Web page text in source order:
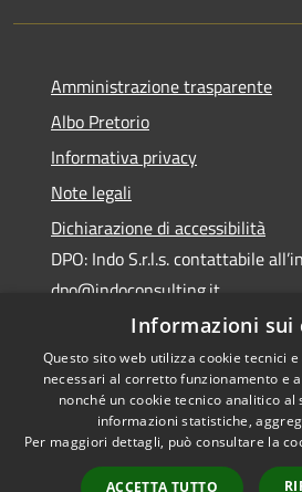
Amministrazione trasparente
Albo Pretorio
Informativa privacy
Note legali
Dichiarazione di accessibilità
DPO: Indo S.r.l.s. contattabile
dpo@indoconsulting.it
Accessibilità
Informazioni sui
Questo sito web utilizza cookie tecnici
necessari al corretto funzionamento e
nonché un cookie tecnico analitico
informazioni statistiche,
Per maggiori dettagli, può consultare la
ACCETTA TUTTO